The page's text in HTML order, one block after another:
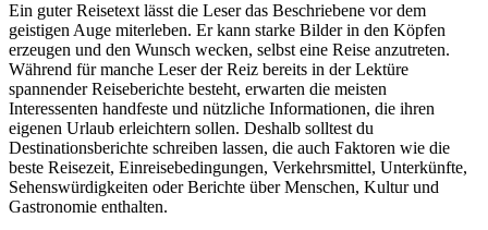
Ein guter Reisetext lässt die Leser das Beschriebene vor dem
geistigen Auge miterleben. Er kann starke Bilder in den Köpfen
erzeugen und den Wunsch wecken, selbst eine Reise anzutreten.
Während für manche Leser der Reiz bereits in der Lektüre
spannender Reiseberichte besteht, erwarten die meisten
Interessenten handfeste und nützliche Informationen, die ihren
eigenen Urlaub erleichtern sollen. Deshalb solltest du
Destinationsberichte schreiben lassen, die auch Faktoren wie die
beste Reisezeit, Einreisebedingungen, Verkehrsmittel, Unterkünfte,
Sehenswürdigkeiten oder Berichte über Menschen, Kultur und
Gastronomie enthalten.